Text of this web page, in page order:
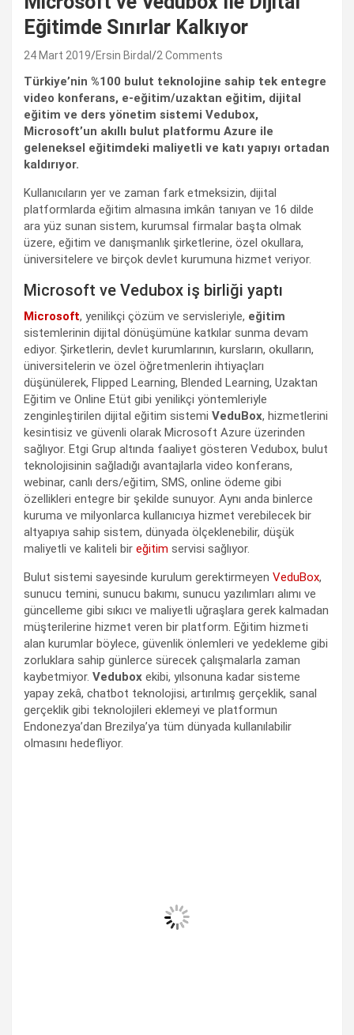
Eğitimde Sınırlar Kalkıyor
24 Mart 2019 Ersin Birdal 2 Comments
Türkiye’nin %100 bulut teknolojine sahip tek entegre
video konferans, e-eğitim/uzaktan eğitim, dijital
eğitim ve ders yönetim sistemi Vedubox,
Microsoft’un akıllı bulut platformu Azure ile
geleneksel eğitimdeki maliyetli ve katı yapıyı ortadan
kaldırıyor.
Kullanıcıların yer ve zaman fark etmeksizin, dijital
platformlarda eğitim almasına imkân tanıyan ve 16 dilde
ara yüz sunan sistem, kurumsal firmalar başta olmak
üzere, eğitim ve danışmanlık şirketlerine, özel okullara,
üniversitelere ve birçok devlet kurumuna hizmet veriyor.
Microsoft ve Vedubox iş birliği yaptı
Microsoft, yenilikçi çözüm ve servisleriyle, eğitim
sistemlerinin dijital dönüşümüne katkılar sunma devam
ediyor. Şirketlerin, devlet kurumlarının, kursların, okulların,
üniversitelerin ve özel öğretmenlerin ihtiyaçları
düşünülerek, Flipped Learning, Blended Learning, Uzaktan
Eğitim ve Online Etüt gibi yenilikçi yöntemleriyle
zenginleştirilen dijital eğitim sistemi VeduBox, hizmetlerini
kesintisiz ve güvenli olarak Microsoft Azure üzerinden
sağlıyor. Etgi Grup altında faaliyet gösteren Vedubox, bulut
teknolojisinin sağladığı avantajlarla video konferans,
webinar, canlı ders/eğitim, SMS, online ödeme gibi
özellikleri entegre bir şekilde sunuyor. Aynı anda binlerce
kuruma ve milyonlarca kullanıcıya hizmet verebilecek bir
altyapıya sahip sistem, dünyada ölçeklenebilir, düşük
maliyetli ve kaliteli bir eğitim servisi sağlıyor.
Bulut sistemi sayesinde kurulum gerektirmeyen VeduBox,
sunucu temini, sunucu bakımı, sunucu yazılımları alımı ve
güncelleme gibi sıkıcı ve maliyetli uğraşlara gerek kalmadan
müşterilerine hizmet veren bir platform. Eğitim hizmeti
alan kurumlar böylece, güvenlik önlemleri ve yedekleme gibi
zorluklara sahip günlerce sürecek çalışmalarla zaman
kaybetmiyor. Vedubox ekibi, yılsonuna kadar sisteme
yapay zekâ, chatbot teknolojisi, artırılmış gerçeklik, sanal
gerçeklik gibi teknolojileri eklemeyi ve platformun
Endonezya’dan Brezilya’ya tüm dünyada kullanılabilir
olmasını hedefliyor.